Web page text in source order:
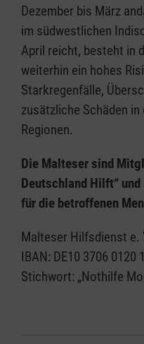
Dezember bis März
im südwestlichen
April reicht, besteht in
weiterhin ein hohes
Starkregenfälle,
zusätzliche Schäden
Regionen.
Die Malteser sind
Deutschland Hilft“
für die betroffenen
Malteser Hilfsdienst e.
IBAN: DE10 3706 0120
Stichwort: „Nothilfe